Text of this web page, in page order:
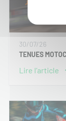
30/07/26
TENUES